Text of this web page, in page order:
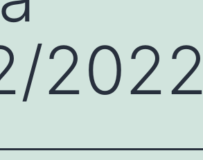
2022